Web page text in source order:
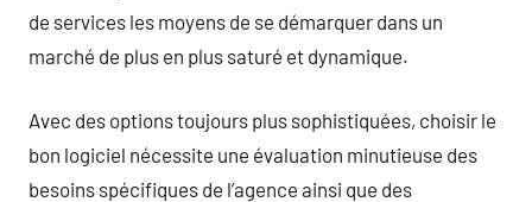
de services les moyens de se démarquer dans un
marché de plus en plus saturé et dynamique.
Avec des options toujours plus sophistiquées, choisir le
bon logiciel nécessite une évaluation minutieuse des
besoins spécifiques de l’agence ainsi que des